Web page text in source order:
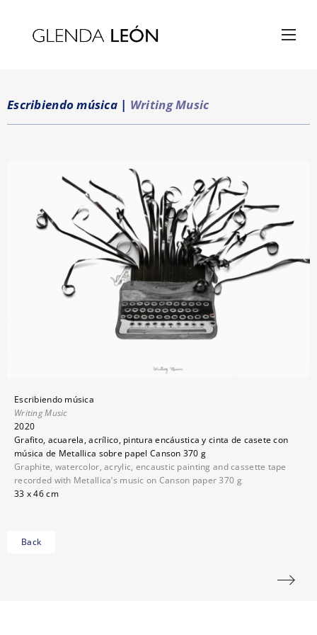
Escribiendo música | Writing Music
Escribiendo música
Writing Music
2020
Grafito, acuarela, acrílico, pintura encáustica y cinta de casete con
música de Metallica sobre papel Canson 370 g
Graphite, watercolor, acrylic, encaustic painting and cassette tape
recorded with Metallica’s music on Canson paper 370 g
33 x 46 cm
Back